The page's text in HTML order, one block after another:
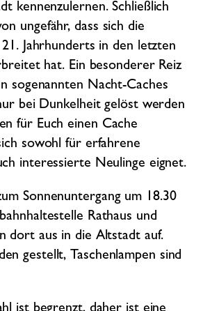
kennenzulernen. Schließlich
ungefähr, dass sich die
21. Jahrhunderts in den letzten
hat. Ein besonderer Reiz
sogenannten Nacht-Caches
bei Dunkelheit gelöst werden
für Euch einen Cache
sowohl für erfahrene
interessierte Neulinge eignet.
Sonnenuntergang um 18.30
Rathaus und
dort aus in die Altstadt auf.
gestellt, Taschenlampen sind